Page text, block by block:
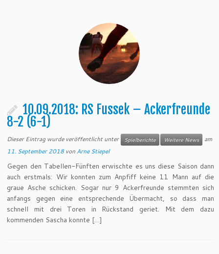
10.09.2018: RS Fussek – Ackerfreunde
8-2 (6-1)
Dieser Eintrag wurde veröffentlicht unter Spielberichte Weitere News
am
11. September 2018 von Arne Stiepel
Gegen den Tabellen-Fünften erwischte es uns diese Saison dann
auch erstmals: Wir konnten zum Anpfiff keine 11 Mann auf die
graue Asche schicken. Sogar nur 9 Ackerfreunde stemmten sich
anfangs gegen eine entsprechende Übermacht, so dass man
schnell mit drei Toren in Rückstand geriet. Mit dem dazu
kommenden Sascha konnte […]